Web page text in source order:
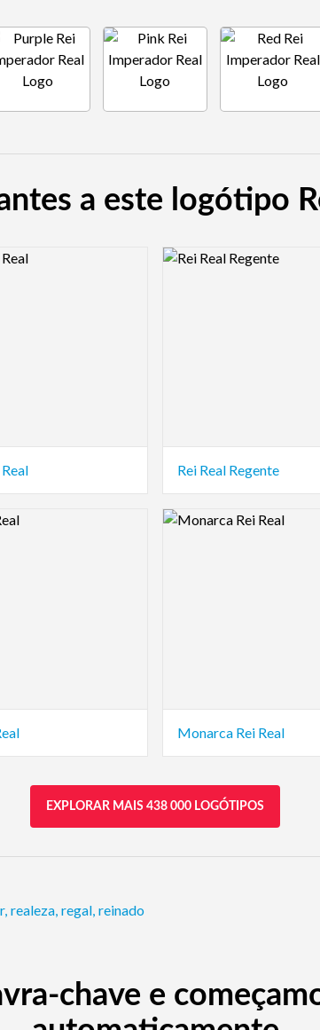
a este logótipo
Logo Preview Image
Rei Real Regente
Logo Preview Image
Monarca Rei Real
EXPLORAR MAIS 438 000 LOGÓTIPOS
, realeza, regal, reinado
chave e